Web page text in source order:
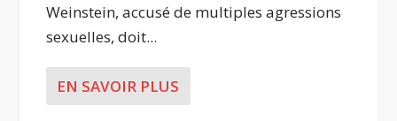
Weinstein, accusé de multiples agressions
sexuelles, doit...
EN SAVOIR PLUS